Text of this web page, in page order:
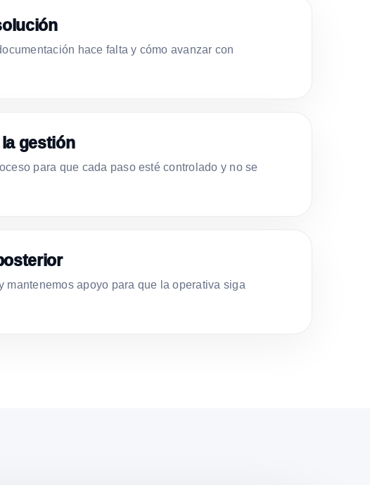
hace falta y cómo avanzar con
gestión
para que cada paso esté controlado y no se
mantenemos apoyo para que la operativa siga